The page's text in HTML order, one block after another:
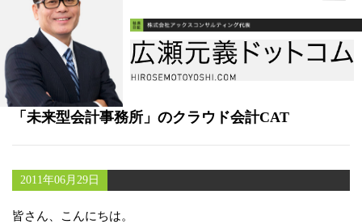
書籍
メールマガジン（無料）
講演・取材依頼
セミナー
「未来型会計事務所」のクラウド会計CAT
2011年06月29日
皆さん、こんにちは。